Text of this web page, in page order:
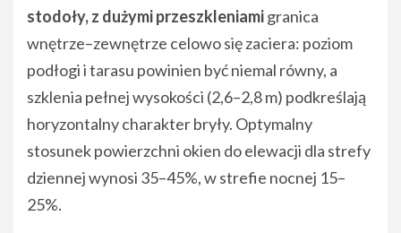
stodoły, z dużymi przeszkleniamigranica
wnętrze–zewnętrze celowo się zaciera: poziom
podłogi i tarasu powinien być niemal równy, a
szklenia pełnej wysokości (2,6–2,8 m) podkreślają
horyzontalny charakter bryły. Optymalny
stosunek powierzchni okien do elewacji dla strefy
dziennej wynosi 35–45%, w strefie nocnej 15–
25%.